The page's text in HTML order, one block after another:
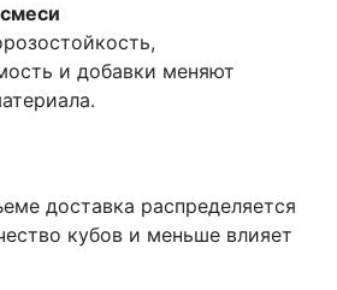
и добавки меняют
доставка распределяется
кубов и меньше влияет